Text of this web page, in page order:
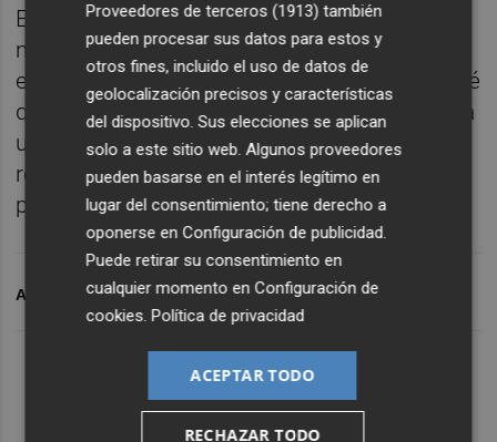
En sus últimas proyecciones
macroeconómicas, publicadas este martes,
el Fondo Monetario Internacional (FMI) prevé
que la economía del gigante asiático crecerá
un 4,4% en 2026 y un 4% en 2027, tras
revisar una décima a la baja su anterior
pronóstico para este año.
ARCHIVADO EN PIB CHINA
Proveedores de terceros (1913) también
pueden procesar sus datos para estos y
otros fines, incluido el uso de datos de
geolocalización precisos y características
del dispositivo. Sus elecciones se aplican
solo a este sitio web. Algunos proveedores
pueden basarse en el interés legítimo en
lugar del consentimiento; tiene derecho a
oponerse enConfiguración de publicidad.
Puede retirar su consentimiento en
cualquier momento enConfiguración de
cookies.Política de privacidad
ACEPTAR TODO
RECHAZAR TODO